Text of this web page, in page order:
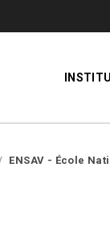
ENSAV - École